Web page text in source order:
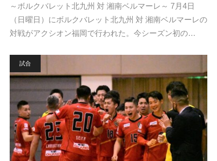
～ボルクバレット北九州 対 湘南ベルマーレ～ 7月4日
（日曜日）にボルクバレット北九州 対 湘南ベルマーレの
対戦がアクシオン福岡で行われた。今シーズン初の…
試合